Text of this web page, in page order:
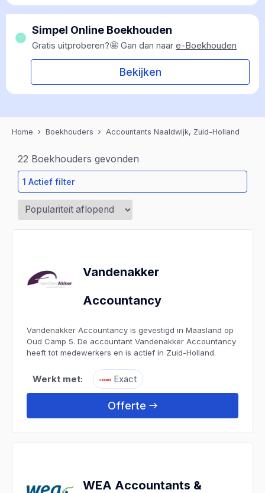
Simpel Online Boekhouden
Gratis uitproberen?🤩 Gan dan naar e-Boekhouden
Bekijken
Home Boekhouders Accountants Naaldwijk, Zuid-Holland
22 Boekhouders gevonden
1 Actief filter
Vandenakker
Accountancy
Vandenakker Accountancy is gevestigd in Maasland op
Oud Camp 5. De accountant Vandenakker Accountancy
heeft tot medewerkers en is actief in Zuid-Holland.
Werkt met: Exact
Offerte
WEA Accountants &